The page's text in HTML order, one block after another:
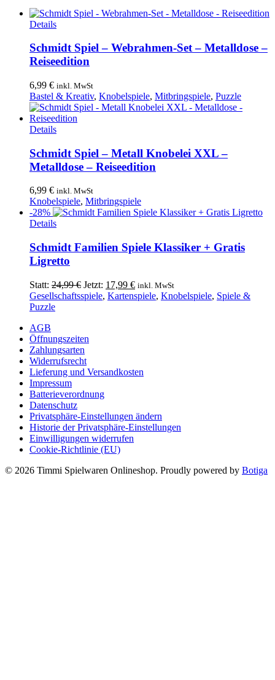
Details
Schmidt Spiel – Webrahmen-Set – Metalldose –
Reiseedition
6,99 € inkl. MwSt
Bastel & Kreativ, Knobelspiele, Mitbringspiele, Puzzle
Details
Schmidt Spiel – Metall Knobelei XXL –
Metalldose – Reiseedition
6,99 € inkl. MwSt
Knobelspiele, Mitbringspiele
-28%
Details
Schmidt Familien Spiele Klassiker + Gratis
Ligretto
Statt: 24,99€ Ursprünglicher
Preis
Jetzt: 17,99 €Aktueller
Preis
inkl. MwSt
Gesellschaftsspiele, Kartenspiele, Knobelspiele, Spiele &
Puzzle
AGB
Öffnungszeiten
Zahlungsarten
Widerrufsrecht
Lieferung und Versandkosten
Impressum
Batterieverordnung
Datenschutz
Privatsphäre-Einstellungen ändern
Historie der Privatsphäre-Einstellungen
Einwilligungen widerrufen
Cookie-Richtlinie (EU)
© 2026 Timmi Spielwaren Onlineshop. Proudly powered by Botiga